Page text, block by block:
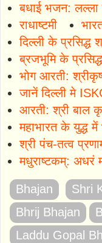
बधाई भजन:
राधाष्टमी
दिल्ली के प्रसिद्ध
ब्रजभूमि के
भोग आरती:
जानें दिल्ली मे
आरती: श्री बाल
महाभारत के युद्ध
श्री पंच-तत्व
मधुराष्टकम्: अधरं
Bhajan
Shri
Bhrij Bhajan
Laddu Gopal